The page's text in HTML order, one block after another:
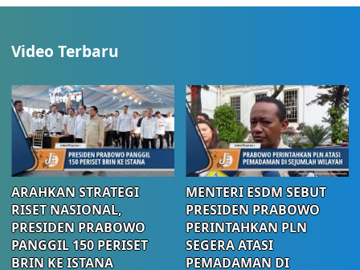
Video Terbaru
ARAHKAN STRATEGI
RISET NASIONAL,
PRESIDEN PRABOWO
PANGGIL 150 PERISET
BRIN KE ISTANA
MENTERI ESDM SEBUT
PRESIDEN PRABOWO
PERINTAHKAN PLN
SEGERA ATASI
PEMADAMAN DI